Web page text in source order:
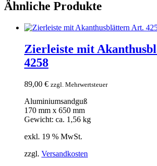
Ähnliche Produkte
Zierleiste mit
4258
89,00 € zzgl. Mehrwertsteuer
Aluminiumsandguß
170 mm x 650 mm
Gewicht: ca. 1,56 kg
exkl. 19 % MwSt.
zzgl. Versandkosten